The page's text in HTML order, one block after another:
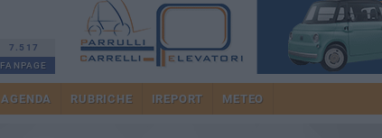
7.517
FANPAGE
AGENDA RUBRICHE IREPORT METEO